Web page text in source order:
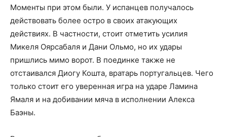
Моменты при этом были. У испанцев получалось
действовать более остро в своих атакующих
действиях. В частности, стоит отметить усилия
Микеля Оярсабаля и Дани Ольмо, но их удары
пришлись мимо ворот. В поединке также не
отстаивался Диогу Кошта, вратарь португальцев. Чего
только стоит его уверенная игра на ударе Ламина
Ямаля и на добивании мяча в исполнении Алекса
Баэны.